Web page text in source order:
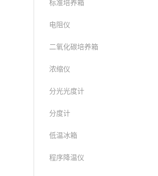
标准培养箱
电阻仪
二氧化碳培养箱
浓缩仪
分光光度计
分度计
低温冰箱
程序降温仪